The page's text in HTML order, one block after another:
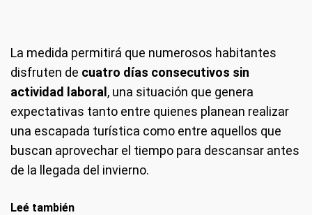
La medida permitirá que numerosos habitantes
disfruten de cuatro días consecutivos sin
actividad laboral , una situación que genera
expectativas tanto entre quienes planean realizar
una escapada turística como entre aquellos que
buscan aprovechar el tiempo para descansar antes
de la llegada del invierno.
Leé también